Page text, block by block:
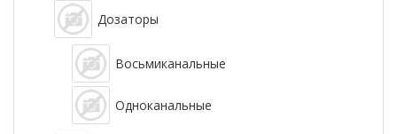
Дозаторы
Восьмиканальные
Одноканальные